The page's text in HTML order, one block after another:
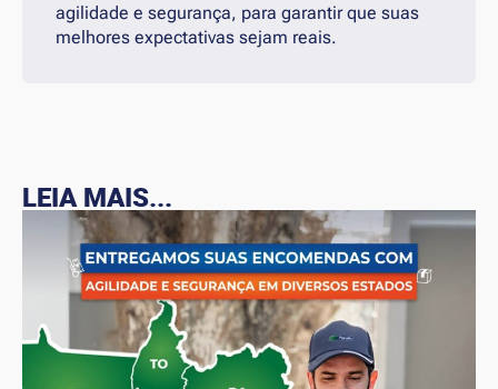
agilidade e segurança, para garantir que suas
melhores expectativas sejam reais.
LEIA MAIS...